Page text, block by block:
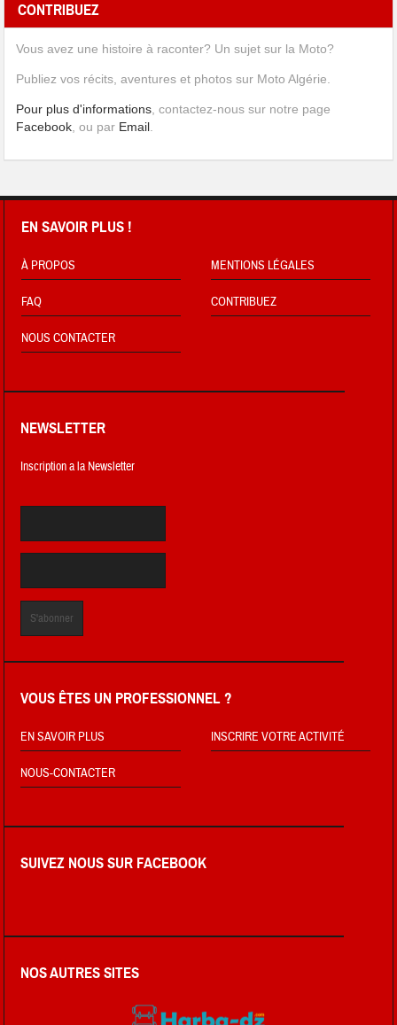
CONTRIBUEZ
Vous avez une histoire à raconter? Un sujet sur la Moto?
Publiez vos récits, aventures et photos sur Moto Algérie.
Pour plus d'informations , contactez-nous sur notre page
Facebook , ou par Email
EN SAVOIR PLUS !
À PROPOS MENTIONS LÉGALES
FAQ CONTRIBUEZ
NOUS CONTACTER
NEWSLETTER
Inscription a la Newsletter
VOUS ÊTES UN PROFESSIONNEL ?
EN SAVOIR PLUS INSCRIRE VOTRE ACTIVITÉ
NOUS-CONTACTER
SUIVEZ NOUS SUR FACEBOOK
NOS AUTRES SITES